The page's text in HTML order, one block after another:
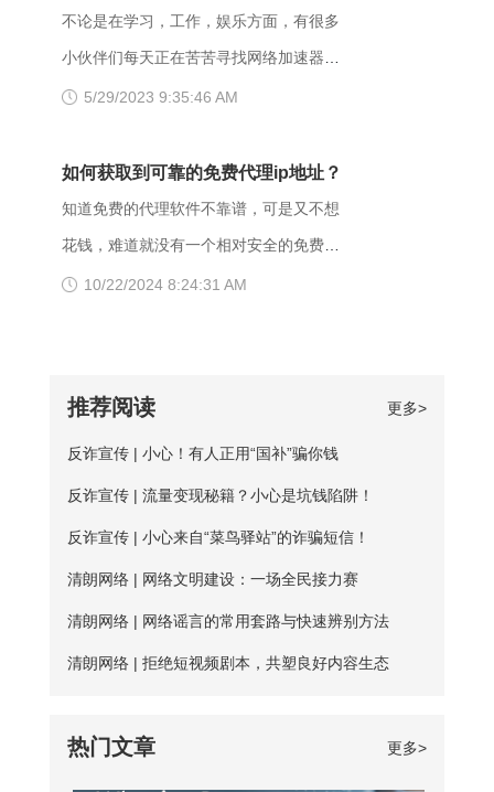
反馈，wifi网不好打开网站，需要切换成流
量，如果换流量也不好使的话，推荐大家
一，可能是网间互联出口质量差，移动用
户访问电信联通资源对方设置网络限制；
另外也可能是有些小网站在配置.dns服务
析无结果，这种网站一般都是小网站，对
移动dns扩容的dns地址段不识别，解析无
响应或者无结果。 要解决移动网络无法
络，打开“属性”框。找到并点击“Internet协
议版本4（TCP/IPv4）”选项，点击“属
性”按钮。勾选“使用下面的DNS服务器地
址”，填入新的DNS，然后“确定”
不论是在学习，工作，娱乐方面，有很多
小伙伴们每天正在苦苦寻找网络加速器，
今天给大家推荐一个好用的加速器——爱
时间，大家可以在这段时间里摸索合适自
己的服务器，再决定是否要购买套餐服
务。 很多人为图方便，或者由于资金原
因，选择使用免费加速工具，殊不知无论
障：免费服务器在隐匿方面比较薄弱；
二、服务器可用率低：服务器的购买与维
护是需要一定资金的，真正可用的免费服
务器数量并不多； 三、连接不稳定：免
费服务器没有专人维护，并且服务器不稳
保障能力弱。 【爱加速的优点】 大家如
用爱加速。爱加速作为国内加速器软件的
佼佼者，收
5/29/2023 9:35:46 AM
如何获取到可靠的免费代理ip地址？
知道免费的代理软件不靠谱，可是又不想
花钱，难道就没有一个相对安全的免费代
理ip地址获取方法吗？虽然靠谱的代理ip软
嫖机会可以抓牢。 对于想长期获取免费
会是更好的选择。爱加速一直坚持提供免
费试用服务，精心挑选出50多台免费服务
器，用户每天都能免费连接使用。普通用
户每天的免费时长为20分钟，若是新用
户，那么前三天将不受该时长约束。 爱加
入详细列表页，你会发现免费服务器后方
10/22/2024 8:24:31 AM
推荐阅读 更多>
反诈宣传 | 小心！有人正用“国补”骗你钱
反诈宣传 | 流量变现秘籍？小心是坑钱陷阱！
反诈宣传 | 小心来自“菜鸟驿站”的诈骗短信！
清朗网络 | 网络文明建设：一场全民接力赛
清朗网络 | 网络谣言的常用套路与快速辨别方法
清朗网络 | 拒绝短视频剧本，共塑良好内容生态
热门文章 更多>